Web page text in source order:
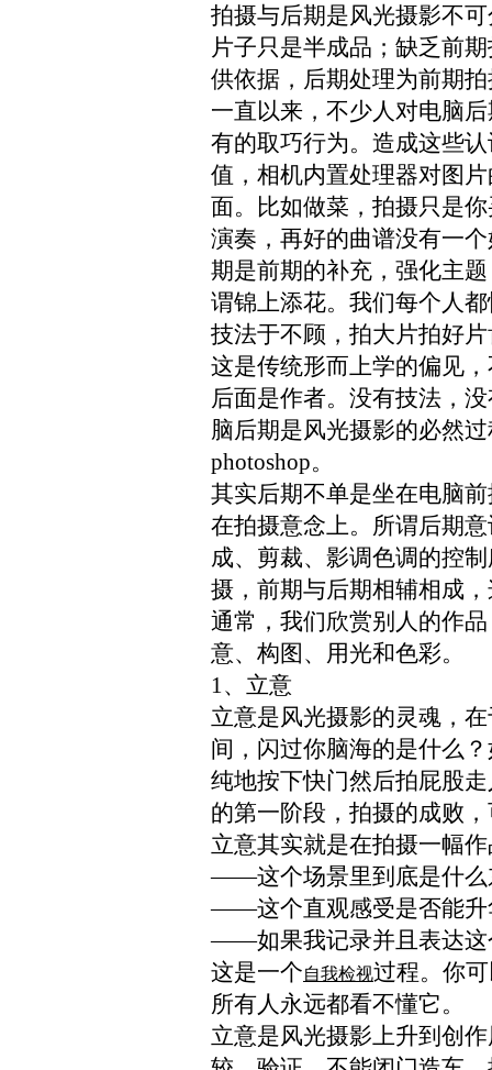
拍摄与后期是风光摄影不
片子只是半成品；缺乏前
供依据，后期处理为前期
一直以来，不少人对电脑
有的取巧行为。造成这些
值，相机内置处理器对图
面。比如做菜，拍摄只是
演奏，再好的曲谱没有一
期是前期的补充，强化主
谓锦上添花。我们每个人
技法于不顾，拍大片拍好
这是传统形而上学的偏见
后面是作者。没有技法，
脑后期是风光摄影的必然
photoshop。
其实后期不单是坐在电脑
在拍摄意念上。所谓后期
成、剪裁、 影调色调的控
摄，前期与后期相辅相成
通常，我们欣赏别人的作
意、构图、用光和色彩。
1、立意
立意是风光摄影的灵魂，
间，闪过你脑海的是什么
纯地按下快门然后拍屁股
的第一阶段，拍摄的成败
立意其实就是在拍摄一幅
——这个场景里到底是什么
——这个直观感受是否能升
——如果我记录并且表达
这是一个自我检视过程。你
所有人永远都看不懂它。
立意是风光摄影上升到创